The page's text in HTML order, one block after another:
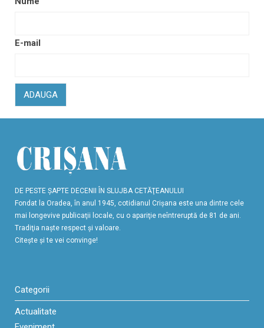
E-mail
ADAUGA
DE PESTE ŞAPTE DECENII ÎN SLUJBA CETĂŢEANULUI
Fondat la Oradea, în anul 1945, cotidianul Crişana este una dintre cele
mai longevive publicaţii locale, cu o apariţie neîntreruptă de 81 de ani.
Tradiţia naşte respect şi valoare.
Citeşte şi te vei convinge!
Categorii
Actualitate